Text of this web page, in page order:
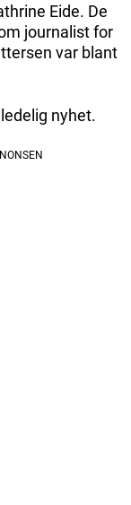
Eide. De
journalist for
var blant
nyhet.